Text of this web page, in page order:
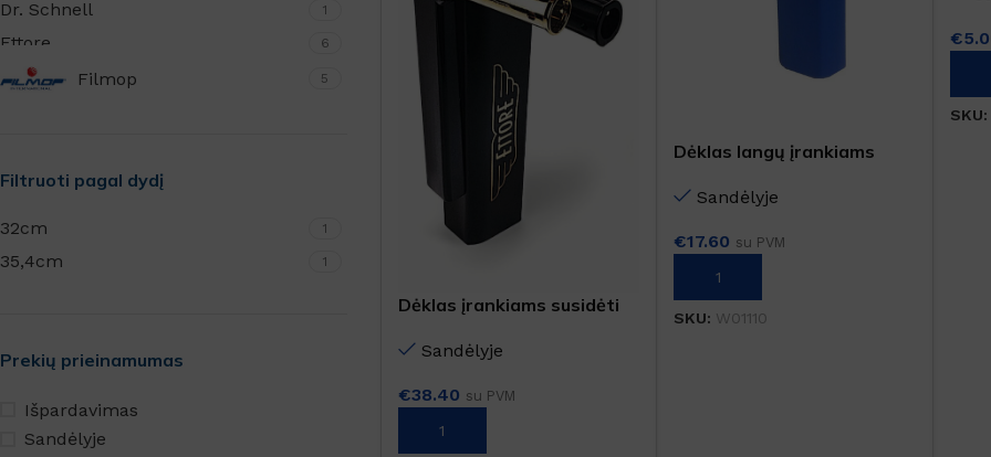
SANITARINĖS PATALPOS
Dr. Schnell 1
Ettore 6
Filmop 5
Filtruoti pagal dydį
32cm 1
35,4cm 1
Prekių prieinamumas
Išpardavimas
Sandėlyje
Dėklas įrankiams susidėti
Sandėlyje
€38.40 su PVM
Į KREPŠELĮ
Dėklas langų įrankiams
Sandėlyje
€17.60 su PVM
Į KREPŠELĮ
SKU: W01110
€
Į
SKU: